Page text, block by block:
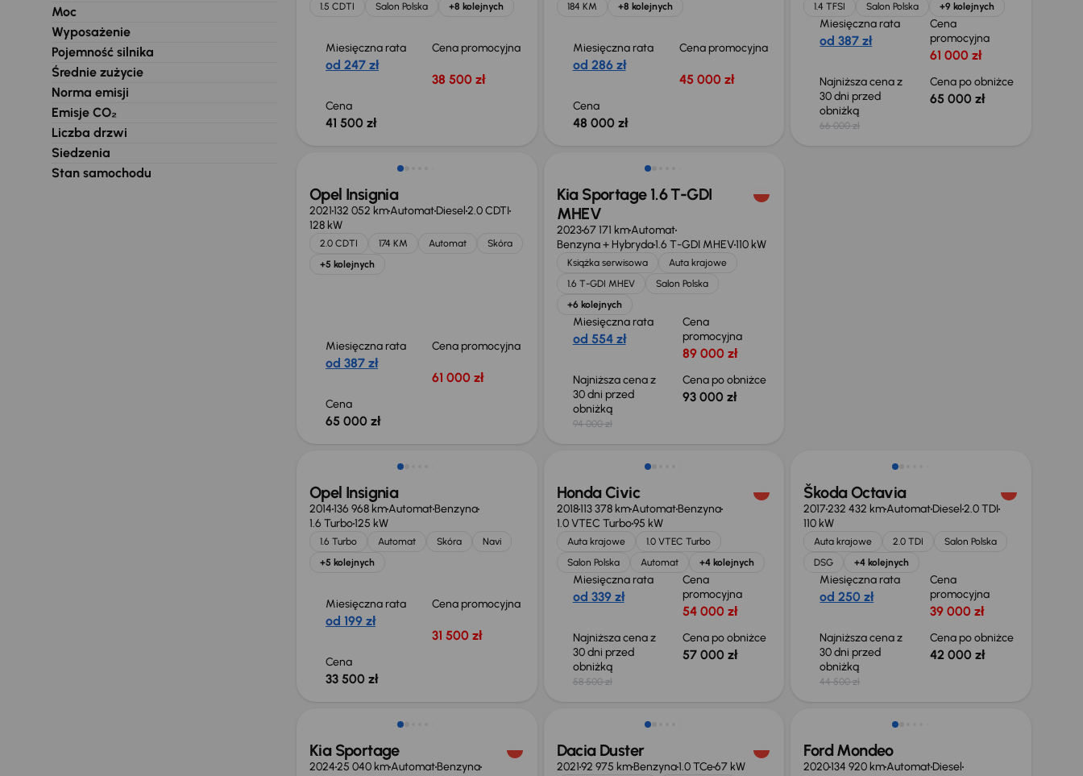
Moc
Wyposażenie
Pojemność silnika
Średnie zużycie
Norma emisji
Emisje CO₂
Liczba drzwi
Siedzenia
Stan samochodu
1.5 CDTI
Salon Polska +8 kolejnych
Miesięczna rata
od 247 zł
Cena promocyjna
38 500 zł
Cena
41 500 zł
184 KM
+8 kolejnych
Miesięczna rata
od 286 zł
Cena promocyjna
45 000 zł
Cena
48 000 zł
1.4 TFSI
Salon Polska +9 kolejnych
Miesięczna rata
od 387 zł
Cena
promocyjna
61 000 zł
Najniższa cena z
30 dni przed
obniżką
66 000 zł
Cena po obniżce
65 000 zł
Opel Insignia
2021132 052 kmAutomatDiesel2.0 CDTI
128 kW
2.0 CDTI 174 KM Automat
Skóra
+5 kolejnych
Miesięczna rata
od 387 zł
Cena promocyjna
61 000 zł
Cena
65 000 zł
Taniej o 1 000 zł
Kia Sportage 1.6 T-GDI
MHEV
202367 171 kmAutomat
Benzyna + Hybryda1.6 T-GDI MHEV110 kW
Książka serwisowa
Auta krajowe
1.6 T-GDI MHEV
Salon Polska
+6 kolejnych
Miesięczna rata
od 554 zł
Cena
promocyjna
89 000 zł
Najniższa cena z
30 dni przed
obniżką
94 000 zł
Cena po obniżce
93 000 zł
Opel Insignia
2014136 968 kmAutomatBenzyna
1.6 Turbo125 kW
1.6 Turbo Automat Skóra
Navi
+5 kolejnych
Miesięczna rata
od 199 zł
Cena promocyjna
31 500 zł
Cena
33 500 zł
Taniej o 1 500 zł
Honda Civic
2018113 378 kmAutomatBenzyna
1.0 VTEC Turbo95 kW
Auta krajowe
1.0 VTEC Turbo
Salon Polska
Automat +4 kolejnych
Miesięczna rata
od 339 zł
Cena
promocyjna
54 000 zł
Najniższa cena z
30 dni przed
obniżką
58 500 zł
Cena po obniżce
57 000 zł
Škoda Octavia
2017232 432 kmAutomatDiesel2.0 TDI
110 kW
Auta krajowe 2.0 TDI
Salon Polska
DSG
+4 kolejnych
Miesięczna rata
od 250 zł
Cena
promocyjna
39 000 zł
Najniższa cena z
30 dni przed
obniżką
44 500 zł
Cena po obniżce
42 000 zł
Taniej o 1 000 zł
Kia Sportage
202425 040 kmAutomatBenzyna
Taniej o 700 zł
Dacia Duster
202192 975 kmBenzyna1.0 TCe67 kW
Taniej o 1 000 zł
Ford Mondeo
2020134 920 kmAutomatDiesel